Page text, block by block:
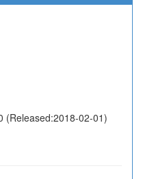
(Released:2018-02-01)